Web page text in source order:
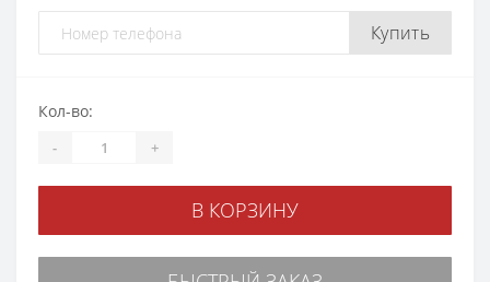
Купить
Кол-во:
- +
В КОРЗИНУ